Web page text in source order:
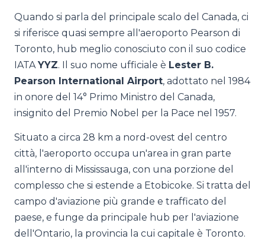
Quando si parla del principale scalo del Canada, ci
si riferisce quasi sempre all'aeroporto Pearson di
Toronto, hub meglio conosciuto con il suo codice
IATAYYZ. Il suo nome ufficiale è Lester B.
Pearson International Airport, adottato nel 1984
in onore del 14° Primo Ministro del Canada,
insignito del Premio Nobel per la Pace nel 1957.
Situato a circa 28 km a nord-ovest del centro
città, l'aeroporto occupa un'area in gran parte
all'interno di Mississauga, con una porzione del
complesso che si estende a Etobicoke. Si tratta del
campo d'aviazione più grande e trafficato del
paese, e funge da principale hub per l'aviazione
dell'Ontario, la provincia la cui capitale è Toronto.